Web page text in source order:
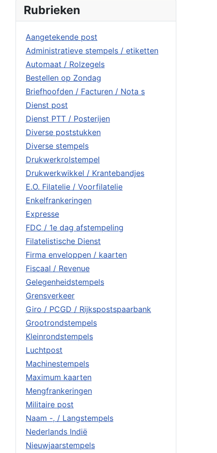
Rubrieken
Aangetekende post
Administratieve stempels / etiketten
Automaat / Rolzegels
Bestellen op Zondag
Briefhoofden / Facturen / Nota s
Dienst post
Dienst PTT / Posterijen
Diverse poststukken
Diverse stempels
Drukwerkrolstempel
Drukwerkwikkel / Krantebandjes
E.O. Filatelie / Voorfilatelie
Enkelfrankeringen
Expresse
FDC / 1e dag afstempeling
Filatelistische Dienst
Firma enveloppen / kaarten
Fiscaal / Revenue
Gelegenheidstempels
Grensverkeer
Giro / PCGD / Rijkspostspaarbank
Grootrondstempels
Kleinrondstempels
Luchtpost
Machinestempels
Maximum kaarten
Mengfrankeringen
Militaire post
Naam -, / Langstempels
Nederlands Indië
Nieuwjaarstempels